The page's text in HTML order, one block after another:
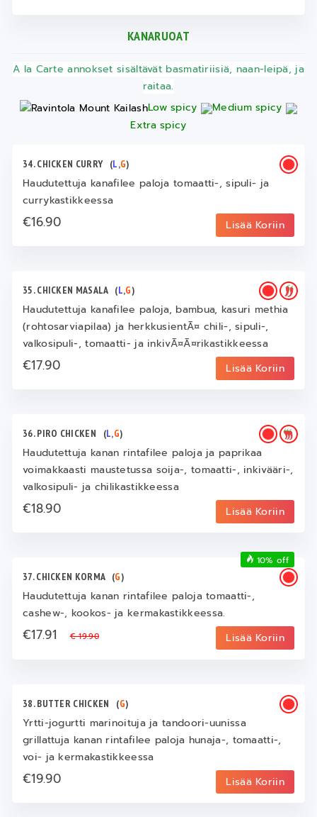
KANARUOAT
A la Carte annokset sisältävät basmatiriisiä, naan-leipä, ja
raitaa.
Low spicy
Medium spicy
Extra spicy
34. CHICKEN CURRY (L,G)
Haudutettuja kanafilee paloja tomaatti-, sipuli- ja
currykastikkeessa
€16.90 Lisää Koriin
35. CHICKEN MASALA (L,G)
Haudutettuja kanafilee paloja, bambua, kasuri methia
(rohtosarviapilaa) ja herkkusientÃ¤ chili-, sipuli-,
valkosipuli-, tomaatti- ja inkivÃ¤Ã¤rikastikkeessa
€17.90 Lisää Koriin
36. PIRO CHICKEN (L,G)
Haudutettuja kanan rintafilee paloja ja paprikaa
voimakkaasti maustetussa soija-, tomaatti-, inkivääri-,
valkosipuli- ja chilikastikkeessa
€18.90 Lisää Koriin
37. CHICKEN KORMA (G)
Haudutettuja kanan rintafilee paloja tomaatti-,
cashew-, kookos- ja kermakastikkeessa.
€17.91€ 19.90 Lisää Koriin
10% off
38. BUTTER CHICKEN (G)
Yrtti-jogurtti marinoituja ja tandoori-uunissa
grillattuja kanan rintafilee paloja hunaja-, tomaatti-,
voi- ja kermakastikkeessa
€19.90 Lisää Koriin